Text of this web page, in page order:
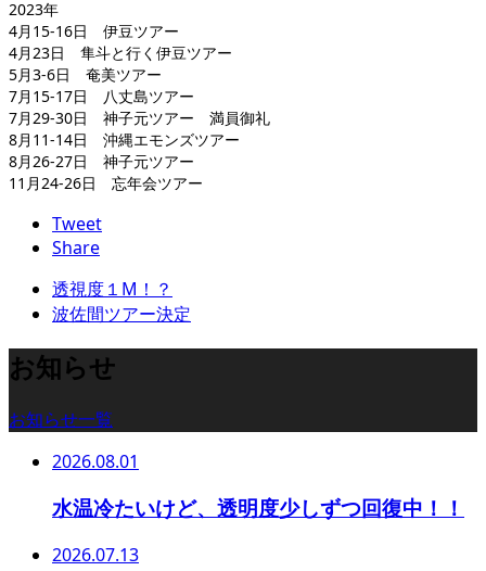
2023年
4月15-16日 伊豆ツアー
4月23日 隼斗と行く伊豆ツアー
5月3-6日 奄美ツアー
7月15-17日 八丈島ツアー
7月29-30日 神子元ツアー 満員御礼
8月11-14日 沖縄エモンズツアー
8月26-27日 神子元ツアー
11月24-26日 忘年会ツアー
Tweet
Share
透視度１M！？
波佐間ツアー決定
お知らせ
お知らせ一覧
2026.08.01
水温冷たいけど、透明度少しずつ回復中！！
2026.07.13